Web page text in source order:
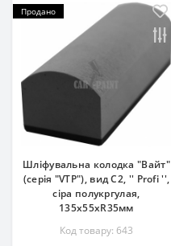
Продано
Шліфувальна колодка "Вайт"
(серія "VTP"), вид С2, '' Profi '',
сіра полукргулая,
135х55хR35мм
Код товару: 643